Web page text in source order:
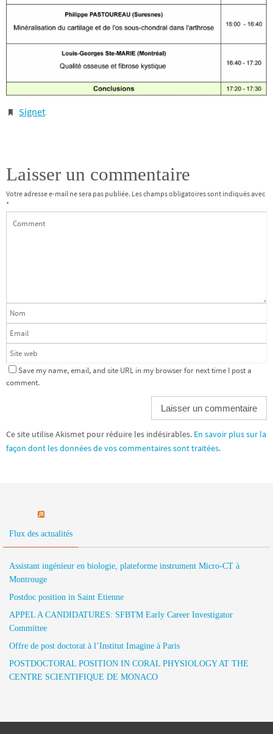
Signet.
Laisser un commentaire
Votre adresse e-mail ne sera pas publiée. Les champs obligatoires sont indiqués avec
*
Save my name, email, and site URL in my browser for next time I post a
comment.
Ce site utilise Akismet pour réduire les indésirables. En savoir plus sur la
façon dont les données de vos commentaires sont traitées.
Flux des actualités
Assistant ingénieur en biologie, plateforme instrument Micro-CT à
Montrouge
Postdoc position in Saint Etienne
APPEL A CANDIDATURES: SFBTM Early Career Investigator
Committee
Offre de post doctorat à l’Institut Imagine à Paris
POSTDOCTORAL POSITION IN CORAL PHYSIOLOGY AT THE
CENTRE SCIENTIFIQUE DE MONACO